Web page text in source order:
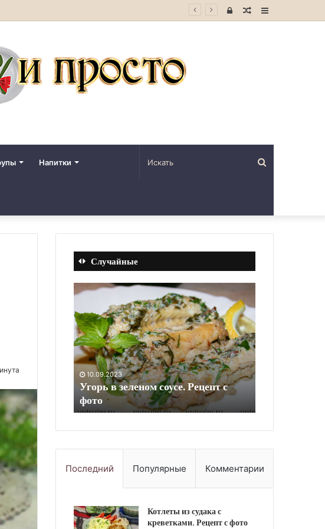
Sidebar
Случайная
Войти
Напитки
Случайные
с
Безе
на
Хэллоуин.
Рецепт
фото
10.09.2023
Безе «Косточки» на Хэллоуин.
Рецепт с фото
рыбой
и
авокадо.
Рецепт
с
Последний Популярные Комментарии
Котлеты из судака с
креветками. Рецепт с фото